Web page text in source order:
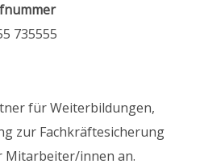
735555
für Weiterbildungen,
zur Fachkräftesicherung
Mitarbeiter/innen an.